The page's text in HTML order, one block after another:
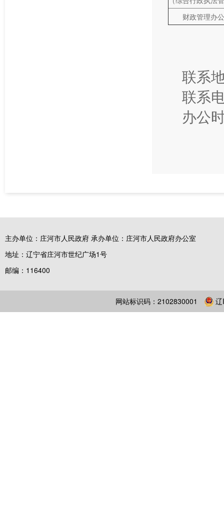
财政管理办
联系
联系
办公
主办单位：庄河市人民政府 承办单位：庄河市人民政府办公室
地址：辽宁省庄河市世纪广场1号
邮编：116400
网站标识码：2102830001